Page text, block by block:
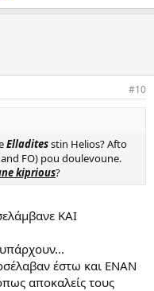
#10
Elladitesstin Helios? Afto
FO) pou doulevoune.
kiprious?
ΚΑΙ
έστω και ΕΝΑΝ
αποκαλείς τους